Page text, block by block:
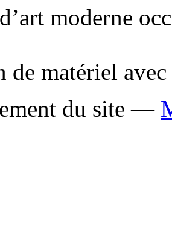
moderne
de matériel avec
du site —